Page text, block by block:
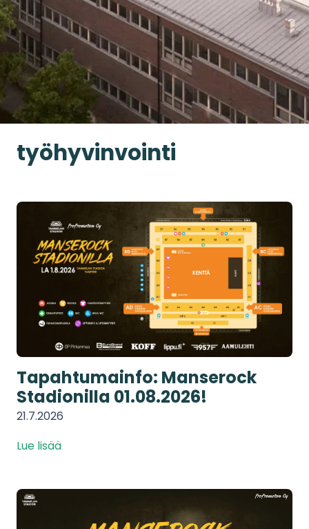
työhyvinvointi
Tapahtumainfo: Manserock
Stadionilla 01.08.2026!
21.7.2026
Lue lisää